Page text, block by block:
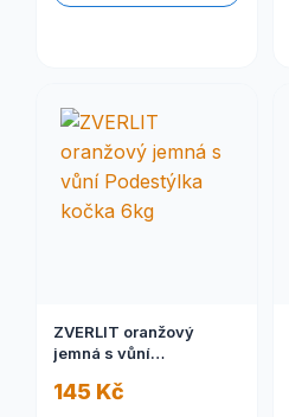
ZVERLIT oranžový
jemná s vůní
145 Kč